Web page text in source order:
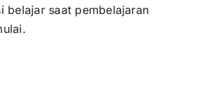
belajar saat pembelajaran